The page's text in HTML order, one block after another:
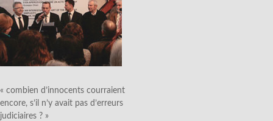
« combien d’innocents courraient
encore, s’il n’y avait pas d’erreurs
judiciaires ? »